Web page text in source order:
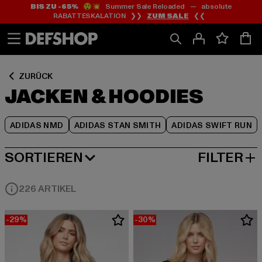
Zum
Inhalt
springen
Zum
Fußzeile
springen
BIS ZU -65%😲💥 Summer Sale Reloaded — absolute
RABATTESKALATION ❯❯ ZUM SALE ❮❮
ZURÜCK
JACKEN & HOODIES
ADIDAS NMD ADIDAS STAN SMITH ADIDAS SWIFT RUN
Zum
Produktraster
springen
SORTIEREN
BELIEBTESTE FILTER
226 ARTIKEL
-29% -30%